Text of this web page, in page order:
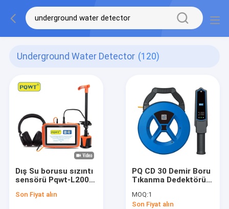
Underground Water Detector (120)
Dış Su borusu sızıntı
sensörü Pqwt-L2000
sensör
Son Fiyat alın
PQ CD 30 Demir Boru
Tıkanma Dedektörü
Aracı Tarayıcı
MOQ:1
Son Fiyat alın